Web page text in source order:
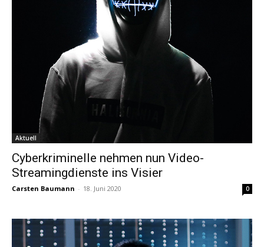
Aktuell
Cyberkriminelle nehmen nun Video-
Streamingdienste ins Visier
Carsten Baumann - 18. Juni 2020 0